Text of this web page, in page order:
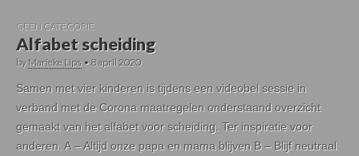
GEEN CATEGORIE
Alfabet scheiding
byMarieke Lips • 8 april 2020
Samen met vier kinderen is tijdens een videobel sessie in
verband met de Corona maatregelen onderstaand overzicht
gemaakt van het alfabet voor scheiding. Ter inspiratie voor
anderen. A – Altijd onze papa en mama blijven B – Blijf neutraal